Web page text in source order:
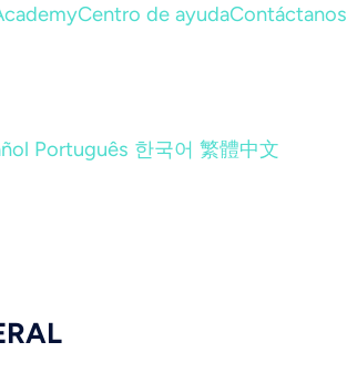
Centro de ayudaContáctanos
Português 한국어 繁體中文